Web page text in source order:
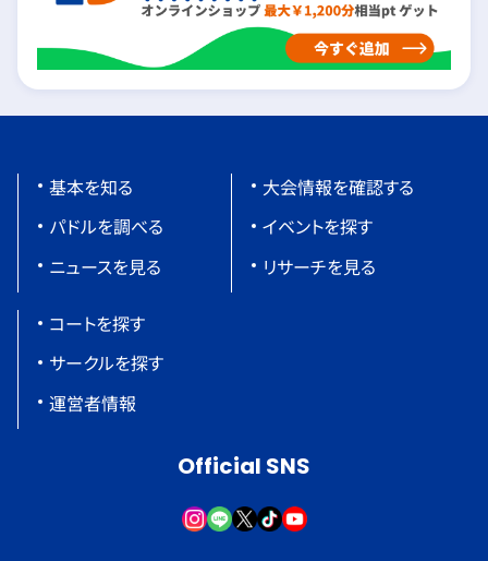
基本を知る
パドルを調べる
ニュースを見る
大会情報を確認する
イベントを探す
リサーチを見る
コートを探す
サークルを探す
運営者情報
Official SNS